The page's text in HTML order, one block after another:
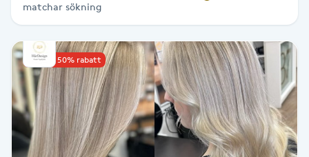
IPL hårborttagning
IR-massage
J
Japansk massage
matchar sökning
Upp till 50% rabatt